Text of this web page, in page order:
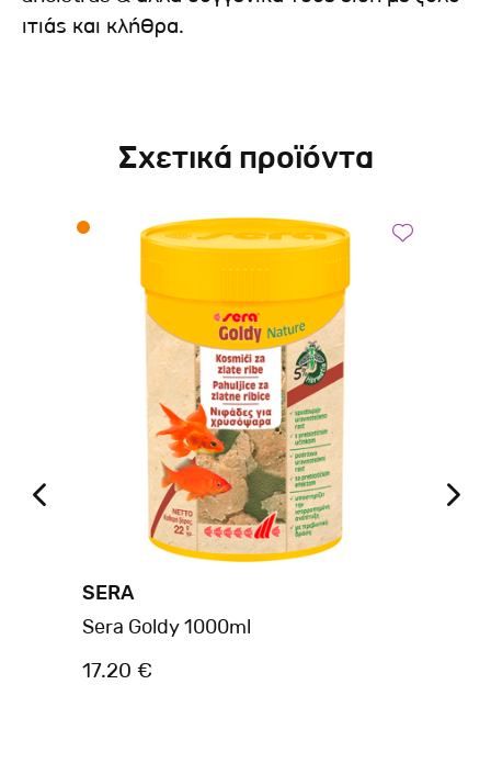
ιτιάς και κλήθρα.
Σχετικά προϊόντα
SERA
Sera Goldy 1000ml
17.20 €